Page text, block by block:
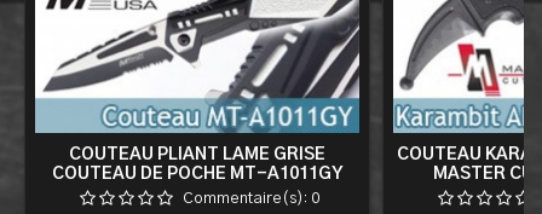
COUTEAU PLIANT LAME GRISE
COUTEAU DE POCHE MT-A1011GY
Commentaire(s): 0
COUTEAU
MASTER